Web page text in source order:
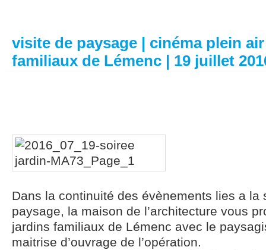
visite de paysage | cinéma plein
familiaux de Lémenc | 19 juillet
Dans la continuité des évènements lies a la
paysage, la maison de l’architecture vous
jardins familiaux de Lémenc avec le
maitrise d’ouvrage de l’opération.